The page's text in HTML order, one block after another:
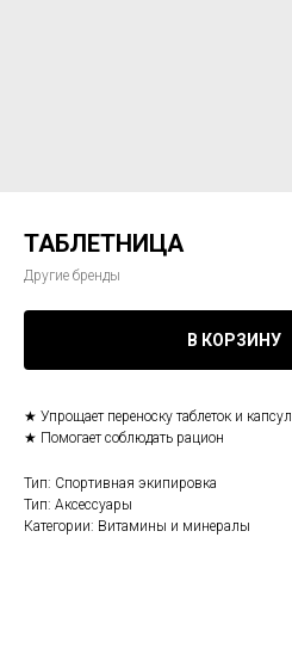
ТАБЛЕТНИЦА
Другие бренды
В КОРЗИНУ
★ Упрощает переноску таблеток и капсул
★ Помогает соблюдать рацион
Тип: Спортивная экипировка
Тип: Аксессуары
Категории: Витамины и минералы